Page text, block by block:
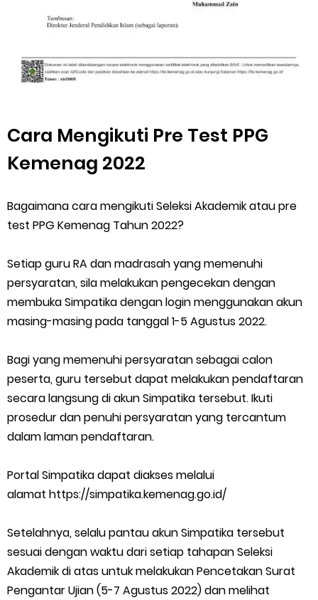
Cara Mengikuti Pre Test PPG
Kemenag 2022
Bagaimana cara mengikuti Seleksi Akademik atau pre
test PPG Kemenag Tahun 2022?
Setiap guru RA dan madrasah yang memenuhi
persyaratan, sila melakukan pengecekan dengan
membuka Simpatika dengan login menggunakan akun
masing-masing pada tanggal 1-5 Agustus 2022.
Bagi yang memenuhi persyaratan sebagai calon
peserta, guru tersebut dapat melakukan pendaftaran
secara langsung di akun Simpatika tersebut. Ikuti
prosedur dan penuhi persyaratan yang tercantum
dalam laman pendaftaran.
Portal Simpatika dapat diakses melalui
alamat https://simpatika.kemenag.go.id/
Setelahnya, selalu pantau akun Simpatika tersebut
sesuai dengan waktu dari setiap tahapan Seleksi
Akademik di atas untuk melakukan Pencetakan Surat
Pengantar Ujian (5-7 Agustus 2022) dan melihat